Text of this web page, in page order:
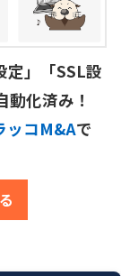
定」「SSL設
化済み！
ッコM&Aで